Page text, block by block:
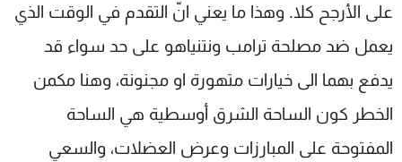
على الأرجح كلا. وهذا ما يعني انّ التقدم في الوقت الذي
يعمل ضد مصلحة ترامب ونتنياهو على حد سواء قد
يدفع بهما الى خيارات متهورة او مجنونة، وهنا مكمن
الخطر كون الساحة الشرق أوسطية هي الساحة
المفتوحة على المبارزات وعرض العضلات، والسعي